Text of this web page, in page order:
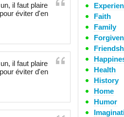
il faut plaire
éviter d'en
il faut plaire
éviter d'en
Faith
Family
Health
History
Home
Humor